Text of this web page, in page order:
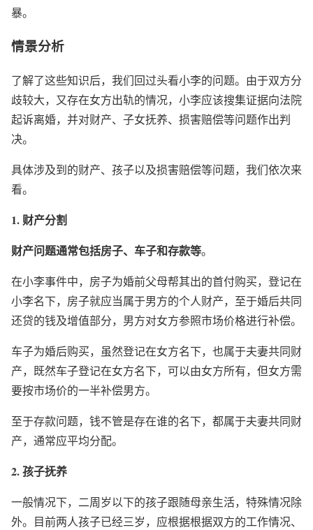
暴。
情景分析
了解了这些知识后，我们回过头看小李的问题。由于双方分
歧较大，又存在女方出轨的情况，小李应该搜集证据向法院
起诉离婚，并对财产、子女抚养、损害赔偿等问题作出判
决。
具体涉及到的财产、孩子以及损害赔偿等问题，我们依次来
看。
1. 财产分割
财产问题通常包括房子、车子和存款等。
在小李事件中，房子为婚前父母帮其出的首付购买，登记在
小李名下，房子就应当属于男方的个人财产，至于婚后共同
还贷的钱及增值部分，男方对女方参照市场价格进行补偿。
车子为婚后购买，虽然登记在女方名下，也属于夫妻共同财
产，既然车子登记在女方名下，可以由女方所有，但女方需
要按市场价的一半补偿男方。
至于存款问题， 钱不管是存在谁的名下，都属于夫妻共同财
产，通常应平均分配。
2. 孩子抚养
一般情况下， 二周岁以下的孩子跟随母亲生活，特殊情况除
外。目前两人孩子已经三岁，应根据根据双方的工作情况、